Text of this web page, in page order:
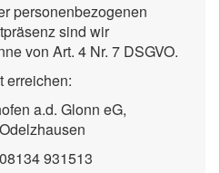
personenbezogenen
sind wir
von Art. 4 Nr. 7 DSGVO.
erreichen:
a.d. Glonn eG,
931513